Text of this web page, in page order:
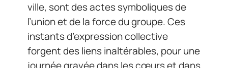
ville, sont des actes symboliques de
l’union et de la force du groupe. Ces
instants d’expression collective
forgent des liens inaltérables, pour une